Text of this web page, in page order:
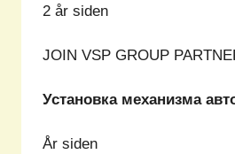
2 år siden
JOIN VSP GROUP
Установка механизма
År siden